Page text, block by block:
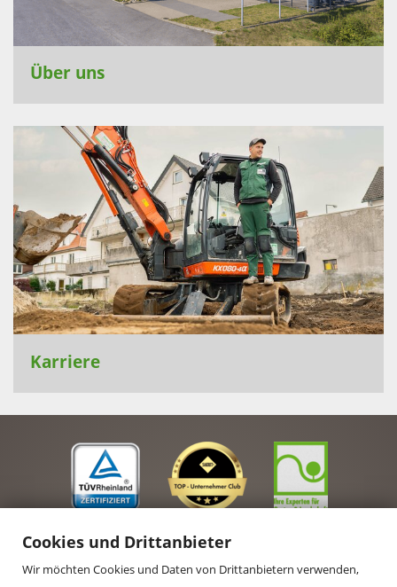
Cookies und Drittanbieter
Wir möchten Cookies und Daten von Drittanbietern verwenden,
Über uns
Karriere